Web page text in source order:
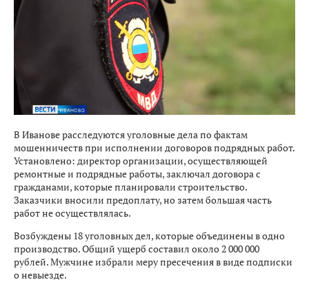
В Иванове расследуются уголовные дела по фактам
мошенничеств при исполнении договоров подрядных работ.
Установлено: директор организации, осуществляющей
ремонтные и подрядные работы, заключал договора с
гражданами, которые планировали строительство.
Заказчики вносили предоплату, но затем большая часть
работ не осуществлялась.
Возбуждены 18 уголовных дел, которые объединены в одно
производство. Общий ущерб составил около 2 000 000
рублей. Мужчине избрали меру пресечения в виде подписки
о невыезде.